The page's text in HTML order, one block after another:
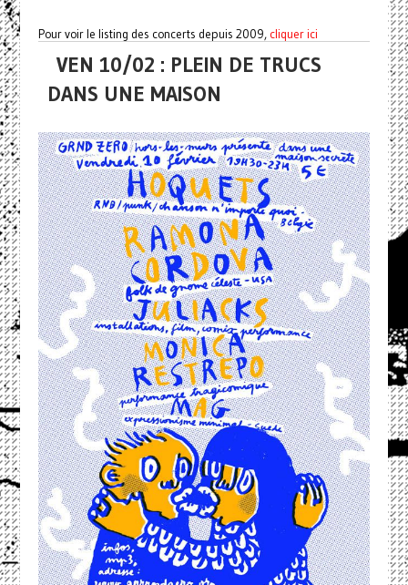
Pour voir le listing des concerts depuis 2009, cliquer ici
VEN 10/02 : PLEIN DE TRUCS
DANS UNE MAISON